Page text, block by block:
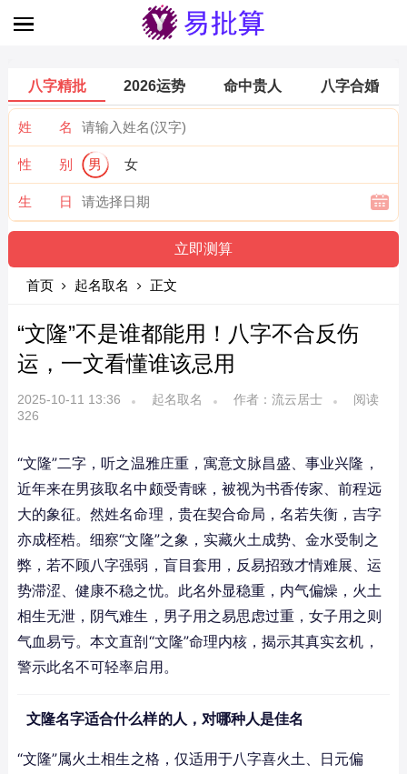
八字精批 2026运势 命中贵人 八字合婚
姓 名
性 别 男 女
生 日
首页 起名取名 正文
“文隆”不是谁都能用！八字不合反伤
运，一文看懂谁该忌用
2025-10-11 13:36 起名取名 作者：流云居士
阅读
326
“文隆”二字，听之温雅庄重，寓意文脉昌盛、事业兴隆，
近年来在男孩取名中颇受青睐，被视为书香传家、前程远
大的象征。然姓名命理，贵在契合命局，名若失衡，吉字
亦成桎梏。细察“文隆”之象，实藏火土成势、金水受制之
弊，若不顾八字强弱，盲目套用，反易招致才情难展、运
势滞涩、健康不稳之忧。此名外显稳重，内气偏燥，火土
相生无泄，阴气难生，男子用之易思虑过重，女子用之则
气血易亏。本文直剖“文隆”命理内核，揭示其真实玄机，
警示此名不可轻率启用。
文隆名字适合什么样的人，对哪种人是佳名
“文隆”属火土相生之格，仅适用于八字喜火土、日元偏